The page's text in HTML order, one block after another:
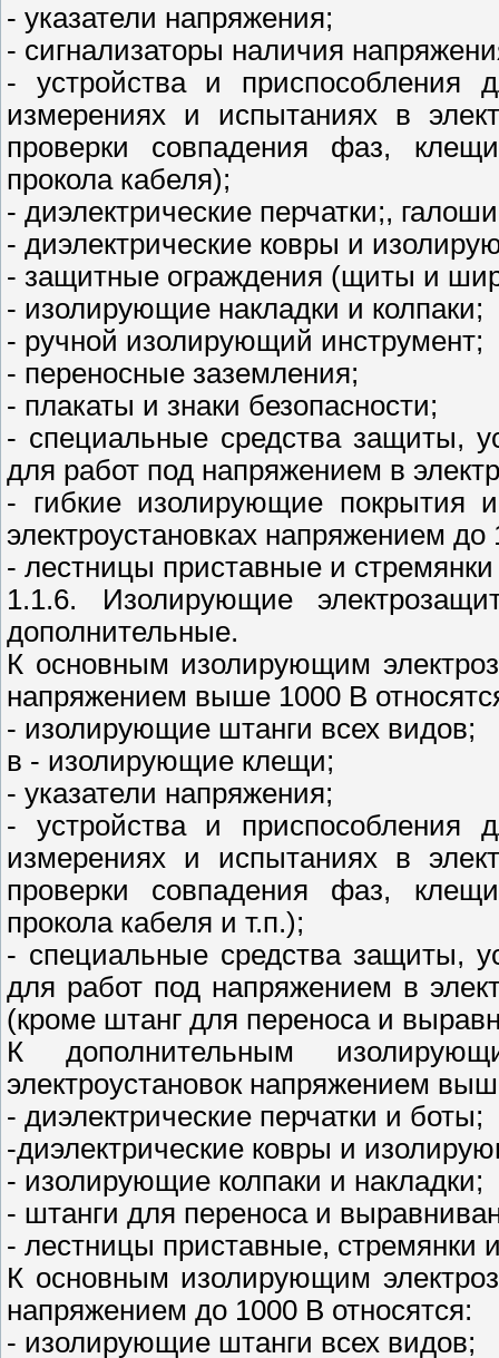
- указатели напряжения;
- сигнализаторы наличия
- устройства и приспособления
измерениях и испытаниях в
проверки совпадения фаз,
прокола кабеля);
- диэлектрические перчатки;,
- диэлектрические ковры и
- защитные ограждения (щиты и
- изолирующие накладки и колпаки;
- ручной изолирующий инструмент;
- переносные заземления;
- плакаты и знаки безопасности;
- специальные средства защиты,
для работ под напряжением в
- гибкие изолирующие покрытия
электроустановках напряжением до
- лестницы приставные и
1.1.6. Изолирующие
дополнительные.
К основным изолирующим
напряжением выше 1000 В
- изолирующие штанги всех видов;
в - изолирующие клещи;
- указатели напряжения;
- устройства и приспособления
измерениях и испытаниях в
проверки совпадения фаз,
прокола кабеля и т.п.);
- специальные средства защиты,
для работ под напряжением в
(кроме штанг для переноса и
К дополнительным
электроустановок напряжением
- диэлектрические перчатки и боты;
-диэлектрические ковры и
- изолирующие колпаки и накладки;
- штанги для переноса и
- лестницы приставные, стремянки
К основным изолирующим
напряжением до 1000 В относятся:
- изолирующие штанги всех видов;